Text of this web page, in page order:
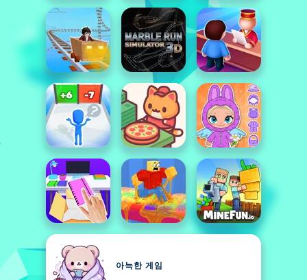
아늑한 게임